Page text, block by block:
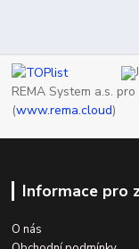
REMA System a.s.
(www.rema.cloud)
Informace pro
O nás